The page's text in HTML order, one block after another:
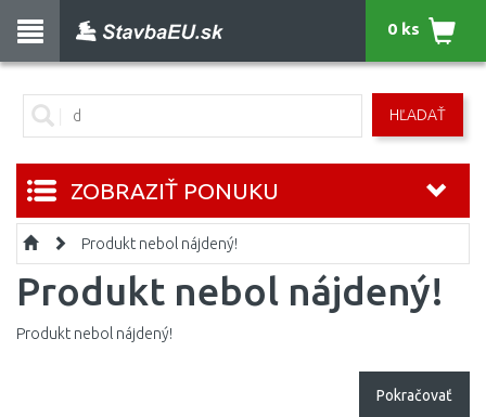
HĽADAŤ
0 ks
ZOBRAZIŤ PONUKU
Produkt nebol nájdený!
Produkt nebol nájdený!
Produkt nebol nájdený!
Pokračovať